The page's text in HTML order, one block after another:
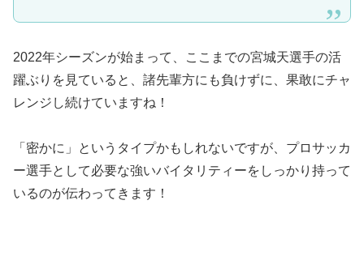
2022年シーズンが始まって、ここまでの宮城天選手の活
躍ぶりを見ていると、諸先輩方にも負けずに、果敢にチャ
レンジし続けていますね！
「密かに」というタイプかもしれないですが、プロサッカ
ー選手として必要な強いバイタリティーをしっかり持って
いるのが伝わってきます！